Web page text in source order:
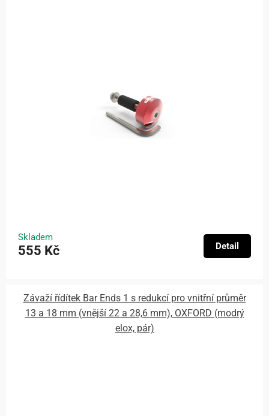
Skladem
555 Kč Detail
Závaží řídítek Bar Ends 1 s redukcí pro vnitřní průměr
13 a 18 mm (vnější 22 a 28,6 mm), OXFORD (modrý
elox, pár)